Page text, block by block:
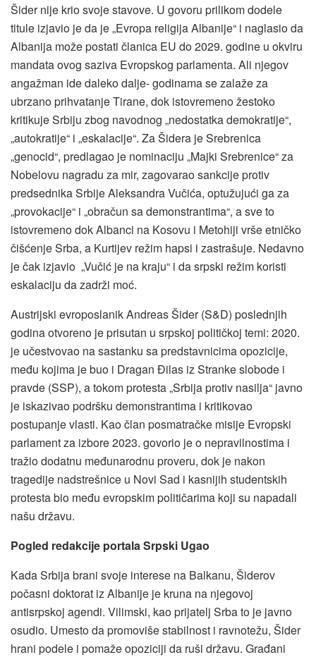
Šider nije krio svoje stavove. U govoru prilikom dodele
titule izjavio je da je „Evropa religija Albanije“ i naglasio da
Albanija može postati članica EU do 2029. godine u okviru
mandata ovog saziva Evropskog parlamenta. Ali njegov
angažman ide daleko dalje- godinama se zalaže za
ubrzano prihvatanje Tirane, dok istovremeno žestoko
kritikuje Srbiju zbog navodnog „nedostatka demokratije“,
„autokratije“ i „eskalacije“. Za Šidera je Srebrenica
„genocid“, predlagao je nominaciju „Majki Srebrenice“ za
Nobelovu nagradu za mir, zagovarao sankcije protiv
predsednika Srbije Aleksandra Vučića, optužujući ga za
„provokacije“ i „obračun sa demonstrantima“, a sve to
istovremeno dok Albanci na Kosovu i Metohiji vrše etničko
čišćenje Srba, a Kurtijev režim hapsi i zastrašuje. Nedavno
je čak izjavio „Vučić je na kraju“ i da srpski režim koristi
eskalaciju da zadrži moć.
Austrijski evroposlanik Andreas Šider (S&D) poslednjih
godina otvoreno je prisutan u srpskoj političkoj temi: 2020.
je učestvovao na sastanku sa predstavnicima opozicije,
među kojima je buo i Dragan Đilas iz Stranke slobode i
pravde (SSP), a tokom protesta „Srbija protiv nasilja“ javno
je iskazivao podršku demonstrantima i kritikovao
postupanje vlasti. Kao član posmatračke misije Evropski
parlament za izbore 2023. govorio je o nepravilnostima i
tražio dodatnu međunarodnu proveru, dok je nakon
tragedije nadstrešnice u Novi Sad i kasnijih studentskih
protesta bio među evropskim političarima koji su napadali
našu državu.
Pogled redakcije portala Srpski Ugao
Kada Srbija brani svoje interese na Balkanu, Šiderov
počasni doktorat iz Albanije je kruna na njegovoj
antisrpskoj agendi. Vilimski, kao prijatelj Srba to je javno
osudio. Umesto da promoviše stabilnost i ravnotežu, Šider
hrani podele i pomaže opoziciji da ruši državu. Građani